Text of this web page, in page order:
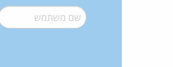
שם משתמש*